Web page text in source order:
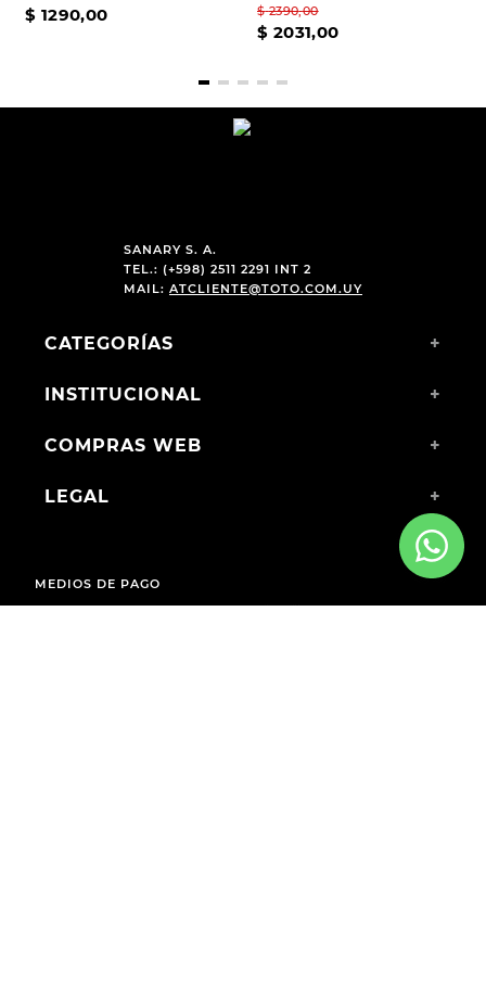
$ 1290,00 $ 2390,00
$ 2031,00
SANARY S. A.
TEL.: (+598) 2511 2291 INT 2
MAIL: ATCLIENTE@TOTO.COM.UY
CATEGORÍAS +
INSTITUCIONAL +
COMPRAS WEB +
LEGAL +
MEDIOS DE PAGO